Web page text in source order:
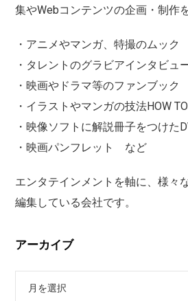
集やWebコンテンツの企画・制作
・アニメやマンガ、特撮のムック
・タレントのグラビアインタビュ
・映画やドラマ等のファンブック
・イラストやマンガの技法HOW
・映像ソフトに解説冊子をつけた
・映画パンフレット など
エンタテインメントを軸に、様々
編集している会社です。
アーカイブ